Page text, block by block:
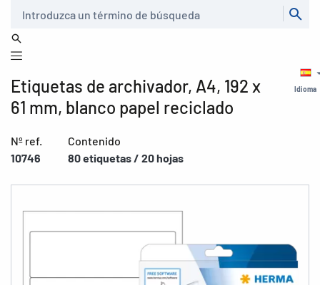
Idioma
Etiquetas de archivador, A4, 192 x
61 mm, blanco papel reciclado
Nº ref.
10746
Contenido
80 etiquetas / 20 hojas